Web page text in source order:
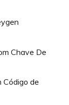
Chave De
Código de